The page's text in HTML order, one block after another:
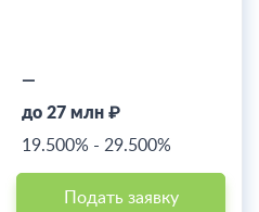
—
до 27 млн ₽
19.500% - 29.500%
Подать заявку